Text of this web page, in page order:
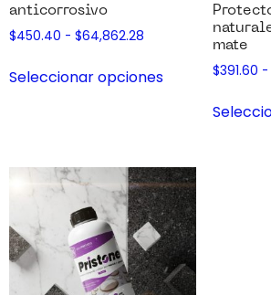
anticorrosivo
$450.40 - $64,862.28
Seleccionar opciones
mate
$391.60 -